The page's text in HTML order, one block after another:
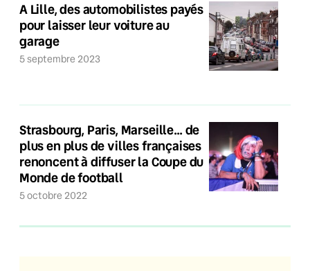
A Lille, des automobilistes payés
pour laisser leur voiture au
garage
5 septembre 2023
Strasbourg, Paris, Marseille… de
plus en plus de villes françaises
renoncent à diffuser la Coupe du
Monde de football
5 octobre 2022